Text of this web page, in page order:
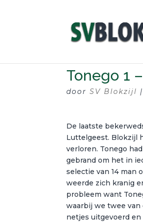
Tonego 1
doorSV Blokzijl
De laatste
Luttelgeest. Blokzijl
verloren. Tonego
gebrand om het in
selectie van 14 man
weerde zich kranig
probleem want
waarbij we twee
netjes uitgevoerd en